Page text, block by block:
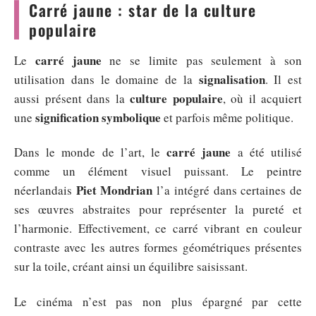
Carré jaune : star de la culture
populaire
Le carré jaune ne se limite pas seulement à son
utilisation dans le domaine de la signalisation. Il est
aussi présent dans la culture populaire, où il acquiert
une signification symbolique et parfois même politique.
Dans le monde de l’art, lecarré jaune a été utilisé
comme un élément visuel puissant. Le peintre
néerlandais Piet Mondrian l’a intégré dans certaines de
ses œuvres abstraites pour représenter la pureté et
l’harmonie. Effectivement, ce carré vibrant en couleur
contraste avec les autres formes géométriques présentes
sur la toile, créant ainsi un équilibre saisissant.
Le cinéma n’est pas non plus épargné par cette